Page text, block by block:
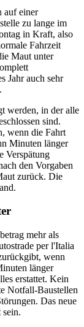
auf einer
zu lange im
in Kraft, also
Fahrzeit
Maut unter
Jahr auch sehr
werden, in der alle
sind.
wenn die Fahrt
Minuten länger
Verspätung
den Vorgaben
zurück. Die
mehr als
per l'Italia
wenn
länger
erstattet. Kein
Notfall-Baustellen
Das neue
sein.